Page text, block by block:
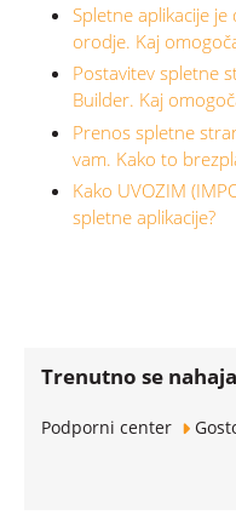
Spletne aplikacije
orodje. Kaj
Postavitev spletne
Builder. Kaj
Prenos spletne
vam. Kako to
Kako UVOZIM
spletne aplikacije?
Trenutno se
Podporni center